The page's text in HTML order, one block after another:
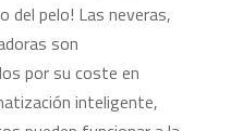
del pelo! Las neveras,
son
por su coste en
inteligente,